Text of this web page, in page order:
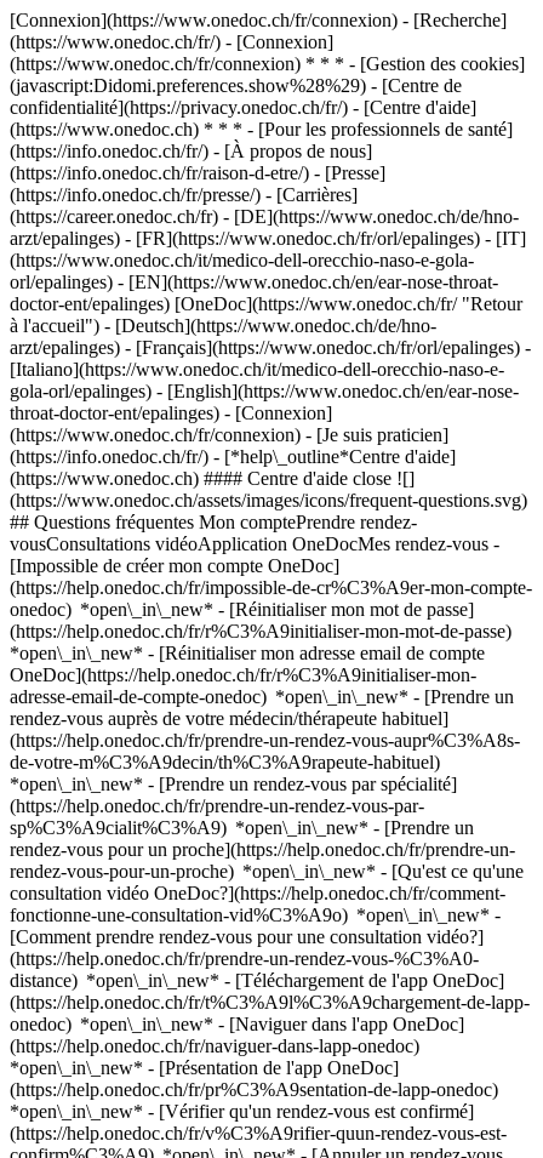
[Connexion](https://www.onedoc.ch/fr/connexion) - [Recherche]
(https://www.onedoc.ch/fr/) - [Connexion]
(https://www.onedoc.ch/fr/connexion) * * * - [Gestion des cookies]
(javascript:Didomi.preferences.show%28%29) - [Centre de
confidentialité](https://privacy.onedoc.ch/fr/) - [Centre d'aide]
(https://www.onedoc.ch) * * * - [Pour les professionnels de santé]
(https://info.onedoc.ch/fr/) - [À propos de nous]
(https://info.onedoc.ch/fr/raison-d-etre/) - [Presse]
(https://info.onedoc.ch/fr/presse/) - [Carrières]
(https://career.onedoc.ch/fr) - [DE](https://www.onedoc.ch/de/hno-
arzt/epalinges) - [FR](https://www.onedoc.ch/fr/orl/epalinges) - [IT]
(https://www.onedoc.ch/it/medico-dell-orecchio-naso-e-gola-
orl/epalinges) - [EN](https://www.onedoc.ch/en/ear-nose-throat-
doctor-ent/epalinges) [OneDoc](https://www.onedoc.ch/fr/ "Retour
à l'accueil") - [Deutsch](https://www.onedoc.ch/de/hno-
arzt/epalinges) - [Français](https://www.onedoc.ch/fr/orl/epalinges) -
[Italiano](https://www.onedoc.ch/it/medico-dell-orecchio-naso-e-
gola-orl/epalinges) - [English](https://www.onedoc.ch/en/ear-nose-
throat-doctor-ent/epalinges) - [Connexion]
(https://www.onedoc.ch/fr/connexion) - [Je suis praticien]
(https://info.onedoc.ch/fr/) - [*help\_outline*Centre d'aide]
(https://www.onedoc.ch) #### Centre d'aide close ![]
(https://www.onedoc.ch/assets/images/icons/frequent-questions.svg)
## Questions fréquentes Mon comptePrendre rendez-
vousConsultations vidéoApplication OneDocMes rendez-vous -
[Impossible de créer mon compte OneDoc]
(https://help.onedoc.ch/fr/impossible-de-cr%C3%A9er-mon-compte-
onedoc) *open\_in\_new* - [Réinitialiser mon mot de passe]
(https://help.onedoc.ch/fr/r%C3%A9initialiser-mon-mot-de-passe)
*open\_in\_new* - [Réinitialiser mon adresse email de compte
OneDoc](https://help.onedoc.ch/fr/r%C3%A9initialiser-mon-
adresse-email-de-compte-onedoc) *open\_in\_new* - [Prendre un
rendez-vous auprès de votre médecin/thérapeute habituel]
(https://help.onedoc.ch/fr/prendre-un-rendez-vous-aupr%C3%A8s-
de-votre-m%C3%A9decin/th%C3%A9rapeute-habituel)
*open\_in\_new* - [Prendre un rendez-vous par spécialité]
(https://help.onedoc.ch/fr/prendre-un-rendez-vous-par-
sp%C3%A9cialit%C3%A9) *open\_in\_new* - [Prendre un
rendez-vous pour un proche](https://help.onedoc.ch/fr/prendre-un-
rendez-vous-pour-un-proche) *open\_in\_new* - [Qu'est ce qu'une
consultation vidéo OneDoc?](https://help.onedoc.ch/fr/comment-
fonctionne-une-consultation-vid%C3%A9o) *open\_in\_new* -
[Comment prendre rendez-vous pour une consultation vidéo?]
(https://help.onedoc.ch/fr/prendre-un-rendez-vous-%C3%A0-
distance) *open\_in\_new* - [Téléchargement de l'app OneDoc]
(https://help.onedoc.ch/fr/t%C3%A9l%C3%A9chargement-de-lapp-
onedoc) *open\_in\_new* - [Naviguer dans l'app OneDoc]
(https://help.onedoc.ch/fr/naviguer-dans-lapp-onedoc)
*open\_in\_new* - [Présentation de l'app OneDoc]
(https://help.onedoc.ch/fr/pr%C3%A9sentation-de-lapp-onedoc)
*open\_in\_new* - [Vérifier qu'un rendez-vous est confirmé](https://help.onedoc.ch/fr/v%C3%A9rifier-quun-rendez-vous-est-confirm%C3%A9) *open\_in\_new* - [Annuler un rendez-vous pris en ligne sur OneDoc](https://help.onedoc.ch/fr/annuler-un-rendez-vous-pris-en-ligne-sur-onedoc) *open\_in\_new* - [Je ne reçois pas de confirmation de rendez-vous](https://help.onedoc.ch/fr/je-ne-re%C3%A7ois-pas-de-confirmation-de-rendez-vous) *open\_in\_new* [Voir tous nos articles *open\_in\_new*](https://help.onedoc.ch/fr/) close ## Modifier votre recherche ![Maison avec un signe plus annonçant qu’une consultation peut être effectuée sur place](https://www.onedoc.ch/assets/images/icons/on-site.svg) Sur place ![Caméra avec un symbole lecture annonçant qu’une consultation peut être effectuée à distance en vidéo](https://www.onedoc.ch/assets/images/icons/remote.svg) À distance Rechercher #### Spécialités #### Praticiens #### Établissements edit ORL à Epalinges tune Filtrer par Nouveaux patients*keyboard\_arrow\_down* - Acceptés*check\_circle* Langue parlée*keyboard\_arrow\_down* - Allemand*check\_circle* - Anglais*check\_circle* - Espagnol*check\_circle* - Français*check\_circle* - Hébreu*check\_circle* - Italien*check\_circle* - Portugais*check\_circle* - Russe*check\_circle* - Suédois*check\_circle* Sexe*keyboard\_arrow\_down* - Femme*check\_circle* - Homme*check\_circle* Réseau*keyboard\_arrow\_down* - Réseau Bleu*check\_circle* - Ensemble hospitalier de la Côte - EHC*check\_circle* - Medbase*check\_circle* Disponibilité*keyboard\_arrow\_down* - Disponible aujourdhui*check\_circle* - Dans les 3 prochains jours*check\_circle* - Dans les 7 prochains jours*check\_circle* - Dans les 14 prochains jours*check\_circle* # ORL dans les environs de Epalinges: prenez rendez-vous en ligne aujourd'hui [![Prof. Albert Mudry, ORL à Lausanne](https://assets.onedoc.ch/images/users/60d08381459d3c8aa770b178a4b5deb7618b7cef1e181c9246a2b79daa64daec-small.png "Prof. Albert Mudry, ORL à Lausanne")](https://www.onedoc.ch/fr/orl/lausanne/pink/prof-albert-mudry) ### [Prof. Albert Mudry](https://www.onedoc.ch/fr/orl/lausanne/pink/prof-albert-mudry) ![Badge indiquant un profil vérifié](https://www.onedoc.ch/assets/images/icons/checkmark.svg) [ORL](https://www.onedoc.ch/fr/orl/lausanne) Clinique de l'oreille Prof. Albert Mudry Avenue de la Gare 6 1003 Lausanne ![Icône patient avec un signe plus annonçant que le professionnel accepte de nouveaux patients](https://www.onedoc.ch/assets/images/icons/new-patients.svg)Accepte les nouveaux patients [Réserver un RDV](https://www.onedoc.ch/fr/orl/lausanne/pink/prof-albert-mudry) Expertises:[Test auditif | Bilan Auditif](https://www.onedoc.ch/fr/test-auditif-bilan-auditif/lausanne), [Acouphènes](https://www.onedoc.ch/fr/acouphenes/lausanne), [Surdité](https://www.onedoc.ch/fr/surdite/lausanne), [Surdité brusque | Perte soudaine d'audition](https://www.onedoc.ch/fr/surdite-brusque-perte-soudaine-d-audition/lausanne), [Nettoyage professionnel du conduit auditif | Retrait bouchon de cérumen](https://www.onedoc.ch/fr/nettoyage-professionnel-du-conduit-auditif-retrait-bouchon-de-cerumen/lausanne), [Appareil auditif](https://www.onedoc.ch/fr/appareil-auditif/lausanne), [Réglage et maintenance appareillage auditif](https://www.onedoc.ch/fr/reglage-et-maintenance-appareillage-auditif/lausanne)Voir plus *chevron\_left* mar. 04 août *chevron\_right* Voir plus de rendez-vous *error\_outline* Une erreur s'est produite lors du chargement des disponibilités [Réessayer](https://www.onedoc.ch) Expertises:[Test auditif | Bilan Auditif](https://www.onedoc.ch/fr/test-auditif-bilan-auditif/lausanne), [Acouphènes](https://www.onedoc.ch/fr/acouphenes/lausanne), [Surdité](https://www.onedoc.ch/fr/surdite/lausanne), [Surdité brusque | Perte soudaine d'audition](https://www.onedoc.ch/fr/surdite-brusque-perte-soudaine-d-audition/lausanne), [Nettoyage professionnel du conduit auditif | Retrait bouchon de cérumen](https://www.onedoc.ch/fr/nettoyage-professionnel-du-conduit-auditif-retrait-bouchon-de-cerumen/lausanne), [Appareil auditif](https://www.onedoc.ch/fr/appareil-auditif/lausanne), [Réglage et maintenance appareillage auditif](https://www.onedoc.ch/fr/reglage-et-maintenance-appareillage-auditif/lausanne)Voir plus [![Dr. Alexandre Duscher, ORL à Lausanne](https://assets.onedoc.ch/images/users/f9e880bad9e06f39501f2d4471f5dcde0143bb6849bfee1f84728ed34993e3af-small.png "Dr. Alexandre Duscher, ORL à Lausanne")](https://www.onedoc.ch/fr/orl/lausanne/pim8/dr-alexandre-duscher) ### [Dr. Alexandre Duscher](https://www.onedoc.ch/fr/orl/lausanne/pim8/dr-alexandre-duscher) ![Badge indiquant un profil vérifié](https://www.onedoc.ch/assets/images/icons/checkmark.svg) [ORL](https://www.onedoc.ch/fr/orl/lausanne) Cabinet Dr. Duscher Alexandre Rue Caroline 2 1003 Lausanne ![Icône patient avec un signe plus annonçant que le professionnel accepte de nouveaux patients](https://www.onedoc.ch/assets/images/icons/new-patients.svg)Accepte les nouveaux patients [Réserver un RDV](https://www.onedoc.ch/fr/orl/lausanne/pim8/dr-alexandre-duscher) Expertises:[Surdité](https://www.onedoc.ch/fr/surdite/lausanne), [Pharyngite](https://www.onedoc.ch/fr/pharyngite/lausanne), [Test auditif | Bilan Auditif](https://www.onedoc.ch/fr/test-auditif-bilan-auditif/lausanne), [Apnée du sommeil](https://www.onedoc.ch/fr/apnee-du-sommeil/lausanne), [Rhinoplastie | Chirurgie du nez](https://www.onedoc.ch/fr/rhinoplastie-chirurgie-du-nez/lausanne), [Maux de gorge | Angine](https://www.onedoc.ch/fr/maux-de-gorge-angine/lausanne), [Sinusite](https://www.onedoc.ch/fr/sinusite/lausanne), [Acouphènes](https://www.onedoc.ch/fr/acouphenes/lausanne), [Audiogramme](https://www.onedoc.ch/fr/audiogramme/lausanne), [Audiophonologie](https://www.onedoc.ch/fr/audiophonologie/lausanne), [Ronflements](https://www.onedoc.ch/fr/ronflements/lausanne), [Troubles du sommeil](https://www.onedoc.ch/fr/troubles-du-sommeil/lausanne), [Nettoyage professionnel du conduit auditif | Retrait bouchon de cérumen](https://www.onedoc.ch/fr/nettoyage-professionnel-du-conduit-auditif-retrait-bouchon-de-cerumen/lausanne), [Surdité brusque | Perte soudaine d'audition](https://www.onedoc.ch/fr/surdite-brusque-perte-soudaine-d-audition/lausanne)Voir plus *chevron\_left* mar. 04 août *chevron\_right* Voir plus de rendez-vous *error\_outline* Une erreur s'est produite lors du chargement des disponibilités [Réessayer](https://www.onedoc.ch) Expertises:[Surdité](https://www.onedoc.ch/fr/surdite/lausanne), [Pharyngite](https://www.onedoc.ch/fr/pharyngite/lausanne), [Test auditif | Bilan Auditif](https://www.onedoc.ch/fr/test-auditif-bilan-auditif/lausanne), [Apnée du sommeil](https://www.onedoc.ch/fr/apnee-du-sommeil/lausanne), [Rhinoplastie | Chirurgie du nez](https://www.onedoc.ch/fr/rhinoplastie-chirurgie-du-nez/lausanne), [Maux de gorge | Angine](https://www.onedoc.ch/fr/maux-de-gorge-angine/lausanne), [Sinusite](https://www.onedoc.ch/fr/sinusite/lausanne), [Acouphènes](https://www.onedoc.ch/fr/acouphenes/lausanne), [Audiogramme](https://www.onedoc.ch/fr/audiogramme/lausanne), [Audiophonologie](https://www.onedoc.ch/fr/audiophonologie/lausanne), [Ronflements](https://www.onedoc.ch/fr/ronflements/lausanne), [Troubles du sommeil](https://www.onedoc.ch/fr/troubles-du-sommeil/lausanne), [Nettoyage professionnel du conduit auditif | Retrait bouchon de cérumen](https://www.onedoc.ch/fr/nettoyage-professionnel-du-conduit-auditif-retrait-bouchon-de-cerumen/lausanne), [Surdité brusque | Perte soudaine d'audition](https://www.onedoc.ch/fr/surdite-brusque-perte-soudaine-d-audition/lausanne)Voir plus [![Dr. Charles-Arnaud Serex, ORL à Lausanne](https://assets.onedoc.ch/images/users/c3affc232eb95aaff85dd3dd1f7247099f1f8892258b34a48d48eee3cd39f195-small.jpg "Dr. Charles-Arnaud Serex, ORL à Lausanne")](https://www.onedoc.ch/fr/orl/lausanne/pci5c/dr-charles-arnaud-serex) ### [Dr. Charles-Arnaud Serex](https://www.onedoc.ch/fr/orl/lausanne/pci5c/dr-charles-arnaud-serex) ![Badge indiquant un profil vérifié](https://www.onedoc.ch/assets/images/icons/checkmark.svg) [ORL](https://www.onedoc.ch/fr/orl/lausanne) Dr Charles-Arnaud Serex | spécialiste FMH ORL Rue Belle-Fontaine 2 1003 Lausanne ![Icône patient avec un signe plus annonçant que le professionnel accepte de nouveaux patients](https://www.onedoc.ch/assets/images/icons/new-patients.svg)Accepte les nouveaux patients [Réserver un RDV](https://www.onedoc.ch/fr/orl/lausanne/pci5c/dr-charles-arnaud-serex) *chevron\_left* mar. 04 août *chevron\_right* Voir plus de rendez-vous *error\_outline* Une erreur s'est produite lors du chargement des disponibilités [Réessayer](https://www.onedoc.ch) [![Dr. Laurent Frikart, ORL à Lausanne](https://assets.onedoc.ch/images/users/a5f8057ffd4601dceaaa94f6fb82d5226c57316f07751905a5d486b85f35bb0e-small.jpg "Dr. Laurent Frikart, ORL à Lausanne")](https://www.onedoc.ch/fr/orl/lausanne/pbhuw/dr-laurent-frikart) ### [Dr. Laurent Frikart](https://www.onedoc.ch/fr/orl/lausanne/pbhuw/dr-laurent-frikart) ![Badge indiquant un profil vérifié](https://www.onedoc.ch/assets/images/icons/checkmark.svg) [ORL](https://www.onedoc.ch/fr/orl/lausanne) Cabinet Dr Laurent Frikart | ORL FMH Avenue de la Gare 6 1003 Lausanne ![Icône patient avec un signe plus annonçant que le professionnel accepte de nouveaux patients](https://www.onedoc.ch/assets/images/icons/new-patients.svg)Accepte les nouveaux patients [Réserver un RDV](https://www.onedoc.ch/fr/orl/lausanne/pbhuw/dr-laurent-frikart) Expertises:[Acouphènes](https://www.onedoc.ch/fr/acouphenes/lausanne), [Appareil auditif](https://www.onedoc.ch/fr/appareil-auditif/lausanne), [Sinusite](https://www.onedoc.ch/fr/sinusite/lausanne), [Diagnostic des vertiges](https://www.onedoc.ch/fr/diagnostic-des-vertiges/lausanne)Voir plus *chevron\_left* mar. 04 août *chevron\_right* Voir plus de rendez-vous *error\_outline* Une erreur s'est produite lors du